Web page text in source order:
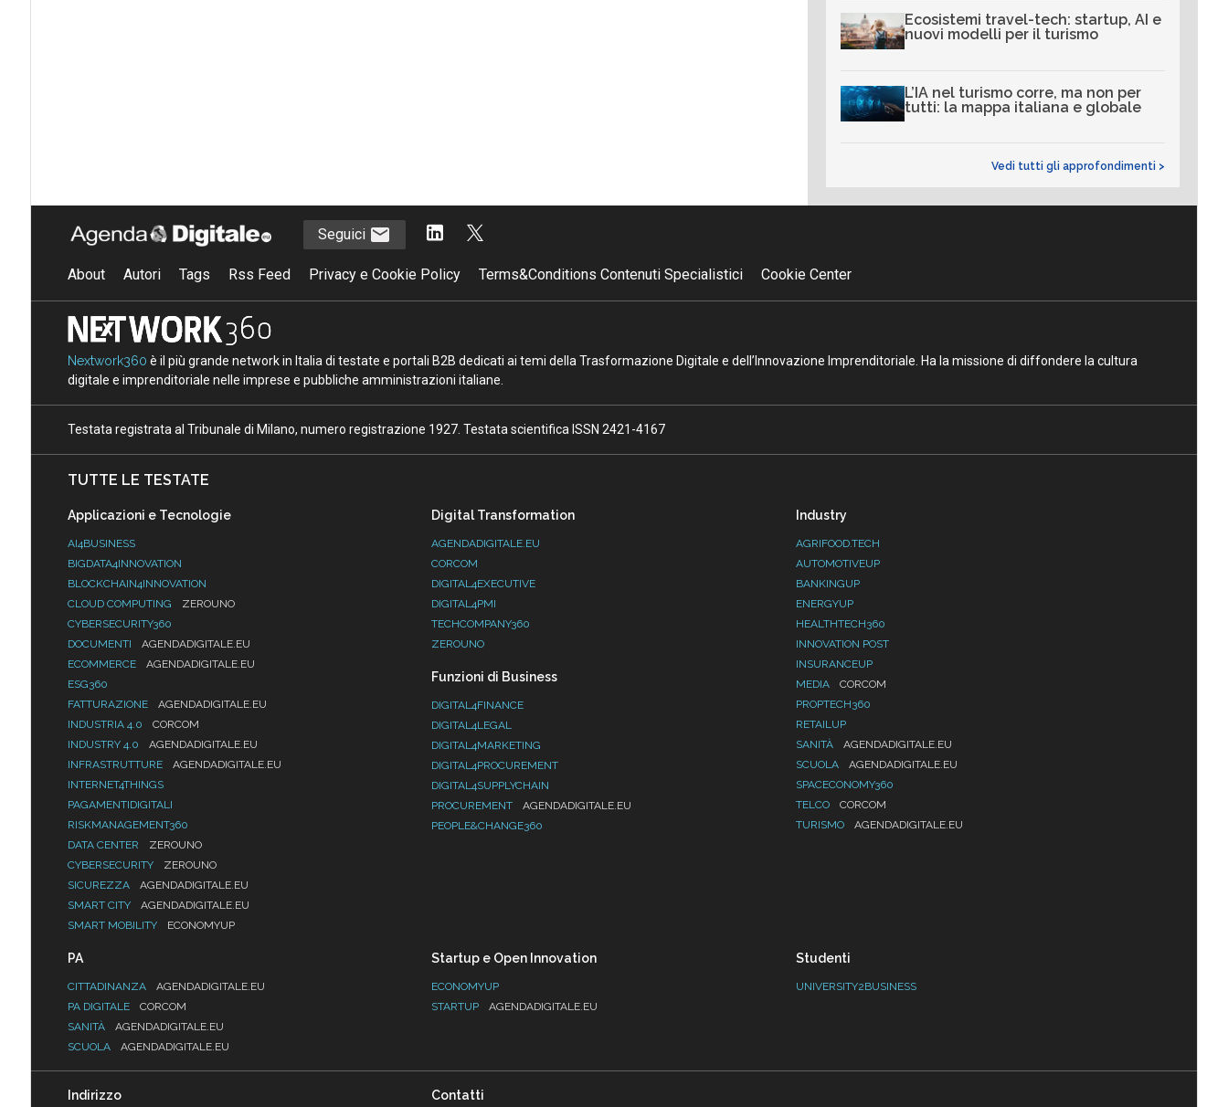
Ecosistemi travel-tech: startup, AI e
nuovi modelli per il turismo
L’IA nel turismo corre, ma non per
tutti: la mappa italiana e globale
Vedi tutti gli approfondimenti >
Seguici
About Autori Tags Rss Feed Privacy e Cookie Policy Terms&Conditions Contenuti Specialistici Cookie Center
Nextwork360 è il più grande network in Italia di testate e portali B2B dedicati ai temi della Trasformazione Digitale e dell’Innovazione Imprenditoriale. Ha la missione di diffondere la cultura
digitale e imprenditoriale nelle imprese e pubbliche amministrazioni italiane.
Testata registrata al Tribunale di Milano, numero registrazione 1927. Testata scientifica ISSN 2421-4167
TUTTE LE TESTATE
Applicazioni e Tecnologie
AI4BUSINESS
BIGDATA4INNOVATION
BLOCKCHAIN4INNOVATION
CLOUD COMPUTING
ZEROUNO
CYBERSECURITY360
DOCUMENTI
AGENDADIGITALE.EU
ECOMMERCE
AGENDADIGITALE.EU
ESG360
FATTURAZIONE
AGENDADIGITALE.EU
INDUSTRIA 4.0
CORCOM
INDUSTRY 4.0
AGENDADIGITALE.EU
INFRASTRUTTURE
AGENDADIGITALE.EU
INTERNET4THINGS
PAGAMENTIDIGITALI
RISKMANAGEMENT360
DATA CENTER
ZEROUNO
CYBERSECURITY
ZEROUNO
SICUREZZA
AGENDADIGITALE.EU
SMART CITY
AGENDADIGITALE.EU
SMART MOBILITY
ECONOMYUP
Digital Transformation
AGENDADIGITALE.EU
CORCOM
DIGITAL4EXECUTIVE
DIGITAL4PMI
TECHCOMPANY360
ZEROUNO
Funzioni di Business
DIGITAL4FINANCE
DIGITAL4LEGAL
DIGITAL4MARKETING
DIGITAL4PROCUREMENT
DIGITAL4SUPPLYCHAIN
PROCUREMENT
AGENDADIGITALE.EU
PEOPLE&CHANGE360
Industry
AGRIFOOD.TECH
AUTOMOTIVEUP
BANKINGUP
ENERGYUP
HEALTHTECH360
INNOVATION POST
INSURANCEUP
MEDIA
CORCOM
PROPTECH360
RETAILUP
SANITÀ
AGENDADIGITALE.EU
SCUOLA
AGENDADIGITALE.EU
SPACECONOMY360
TELCO
CORCOM
TURISMO
AGENDADIGITALE.EU
PA
CITTADINANZA
AGENDADIGITALE.EU
PA DIGITALE
CORCOM
SANITÀ
AGENDADIGITALE.EU
SCUOLA
AGENDADIGITALE.EU
Startup e Open Innovation
ECONOMYUP
STARTUP
AGENDADIGITALE.EU
Studenti
UNIVERSITY2BUSINESS
Indirizzo Contatti